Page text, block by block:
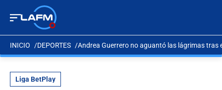
INICIO DEPORTES Andrea Guerrero no aguantó las lágrimas tras
Liga BetPlay